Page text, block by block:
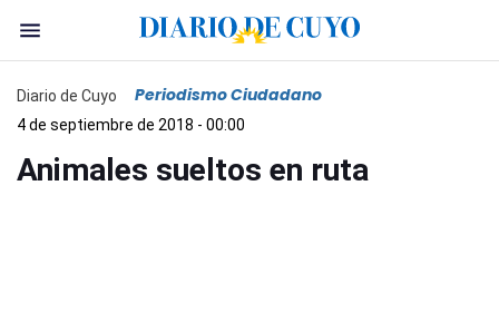
Diario de Cuyo Periodismo Ciudadano
4 de septiembre de 2018 - 00:00
Animales sueltos en ruta